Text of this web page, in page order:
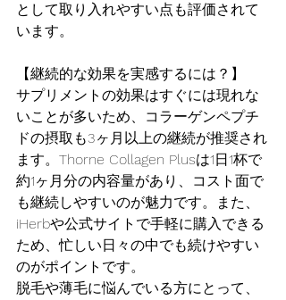
として取り入れやすい点も評価されて
います。
【継続的な効果を実感するには？】
サプリメントの効果はすぐには現れな
いことが多いため、コラーゲンペプチ
ドの摂取も3ヶ月以上の継続が推奨され
ます。Thorne Collagen Plusは1日1杯で
約1ヶ月分の内容量があり、コスト面で
も継続しやすいのが魅力です。また、
iHerbや公式サイトで手軽に購入できる
ため、忙しい日々の中でも続けやすい
のがポイントです。
脱毛や薄毛に悩んでいる方にとって、